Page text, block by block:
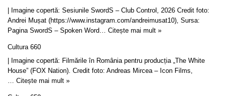
| Imagine copertă: Sesiunile SwordS – Club Control, 2026 Credit foto:
Andrei Mușat (https://www.instagram.com/andreimusat10), Sursa:
Pagina SwordS – Spoken Word… Citește mai mult »
Cultura 660
| Imagine copertă: Filmările în România pentru producția „The White
House” (FOX Nation). Credit foto: Andreas Mircea – Icon Films,
Citește mai mult »